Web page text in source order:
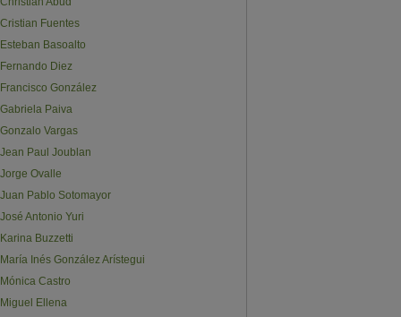
Cristian Fuentes
Esteban Basoalto
Fernando Diez
Francisco González
Gabriela Paiva
Gonzalo Vargas
Jean Paul Joublan
Jorge Ovalle
Juan Pablo Sotomayor
José Antonio Yuri
Karina Buzzetti
María Inés González Arístegui
Mónica Castro
Miguel Ellena